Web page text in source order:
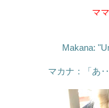
マ
Makana:
マカナ：「あ